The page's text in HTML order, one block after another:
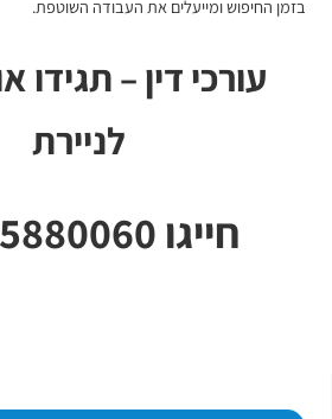
בזמן החיפוש ומייעלים את העבודה השוטפת.
עורכי דין – תגידו
לניירת
חייגו 054-5880060